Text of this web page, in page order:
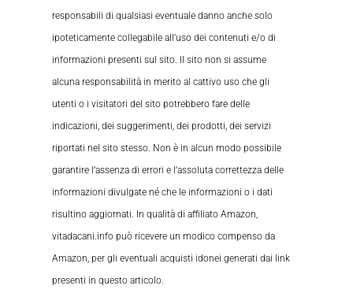
responsabili di qualsiasi eventuale danno anche solo
ipoteticamente collegabile all’uso dei contenuti e/o di
informazioni presenti sul sito. Il sito non si assume
alcuna responsabilità in merito al cattivo uso che gli
utenti o i visitatori del sito potrebbero fare delle
indicazioni, dei suggerimenti, dei prodotti, dei servizi
riportati nel sito stesso. Non è in alcun modo possibile
garantire l’assenza di errori e l’assoluta correttezza delle
informazioni divulgate né che le informazioni o i dati
risultino aggiornati. In qualità di affiliato Amazon,
vitadacani.info può ricevere un modico compenso da
Amazon, per gli eventuali acquisti idonei generati dai link
presenti in questo articolo.